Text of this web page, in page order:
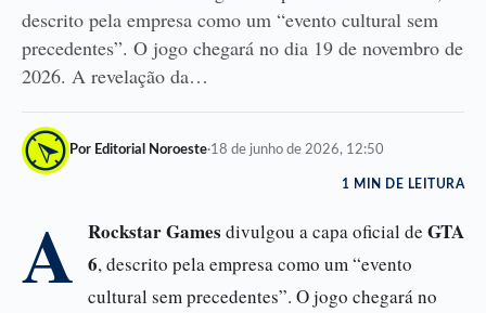
descrito pela empresa como um “evento cultural sem
precedentes”. O jogo chegará no dia 19 de novembro de
2026. A revelação da…
Por Editorial Noroeste·18 de junho de 2026, 12:50
1 MIN DE LEITURA
A Rockstar Games divulgou a capa oficial de GTA
6, descrito pela empresa como um “evento
cultural sem precedentes”. O jogo chegará no